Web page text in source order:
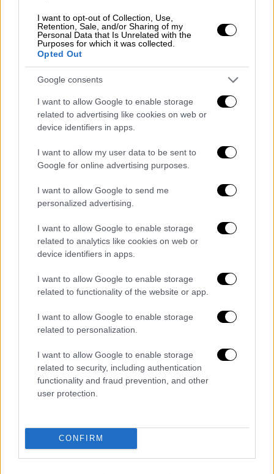
I want to opt-out of Collection, Use,
Retention, Sale, and/or Sharing of my
Personal Data that Is Unrelated with the
Purposes for which it was collected.
Opted Out
Google consents
I want to allow Google to enable storage
related to advertising like cookies on web or
device identifiers in apps.
I want to allow my user data to be sent to
Google for online advertising purposes.
I want to allow Google to send me
personalized advertising.
I want to allow Google to enable storage
related to analytics like cookies on web or
device identifiers in apps.
I want to allow Google to enable storage
related to functionality of the website or app.
I want to allow Google to enable storage
related to personalization.
I want to allow Google to enable storage
related to security, including authentication
functionality and fraud prevention, and other
user protection.
CONFIRM
Τη σορό της άτυχης γυναίκαςεντόπισαν
περαστικοί το μεσημέρι της Κυριακής
(25/01), να επιπλέει στη θάλασσα μπροστά
στο λιμάνι και ενημέρωσαν στη συνέχεια τις
αρμόδιες Αρχές,οι οποίες έσπευσαν άμεσα
στο σημείο.
περιστατικό
Η σορός ανασύρθηκε από το λιμάνι
με τη
βοήθεια ιδιωτικού σκάφους και στελεχών
μεταφέρθηκε με ασθενοφόρο του ΕΚΑΒ στο
Γενικό Νοσοκομείο Σύρου.
Για το περιστατικόδιενεργείται
προανάκρισηαπο το Λιμεναρχείο Σύρου.
ΕΘΝΟΣ θα παρεμβαίνει και τα προσβλητικά σχόλια θα
διαγράφονται